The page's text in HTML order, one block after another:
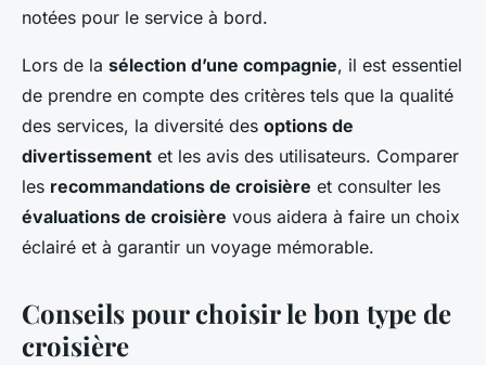
notées pour le service à bord.
Lors de la sélection d’une compagnie, il est essentiel
de prendre en compte des critères tels que la qualité
des services, la diversité des options de
divertissement et les avis des utilisateurs. Comparer
les recommandations de croisière et consulter les
évaluations de croisière vous aidera à faire un choix
éclairé et à garantir un voyage mémorable.
Conseils pour choisir le bon type de
croisière